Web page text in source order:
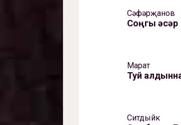
Сәфәрҗанов
Соңгы әсәр
Марат
Туй
Ситдыйк